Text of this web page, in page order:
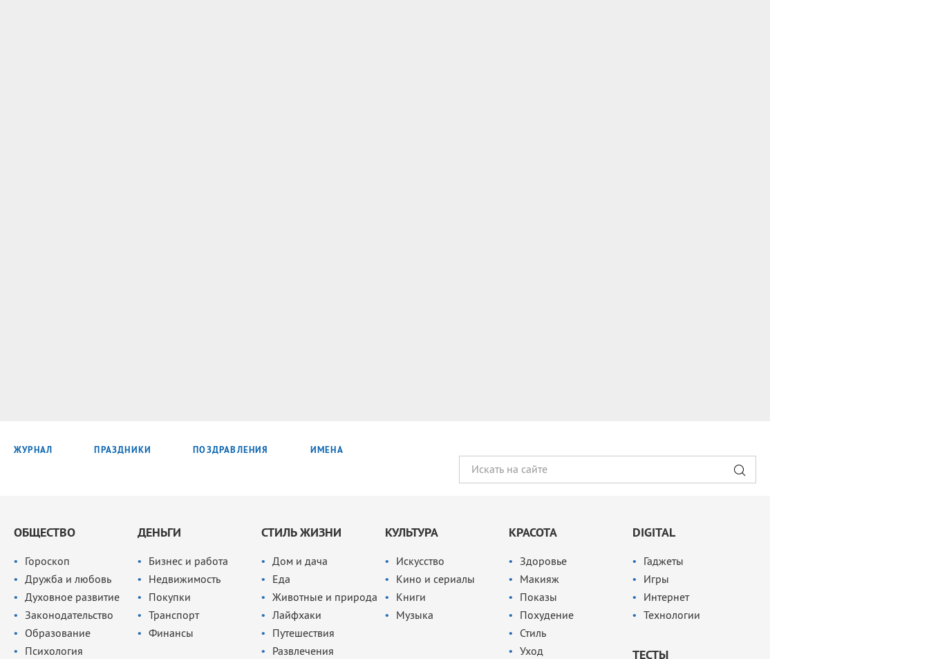
ЖУРНАЛ ПРАЗДНИКИ ПОЗДРАВЛЕНИЯ ИМЕНА
ОБЩЕСТВО
Гороскоп
Дружба и любовь
Духовное развитие
Законодательство
Образование
Психология
ДЕНЬГИ
Бизнес и работа
Недвижимость
Покупки
Транспорт
Финансы
СТИЛЬ ЖИЗНИ
Дом и дача
Еда
Животные и природа
Лайфхаки
Путешествия
Развлечения
КУЛЬТУРА
Искусство
Кино и сериалы
Книги
Музыка
КРАСОТА
Здоровье
Макияж
Показы
Похудение
Стиль
Уход
DIGITAL
Гаджеты
Игры
Интернет
Технологии
ТЕСТЫ